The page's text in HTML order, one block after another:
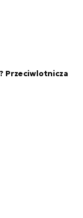
Przeciwlotnicza